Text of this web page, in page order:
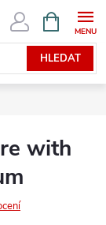
HLEDAT
NÁKUPNÍ
KOŠÍK
with